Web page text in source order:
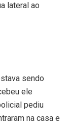
lateral ao
sendo
ele
pediu
na casa e